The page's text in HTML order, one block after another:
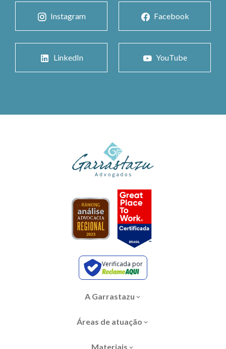
Instagram Facebook
LinkedIn YouTube
Verificada por
A Garrastazu
Áreas de atuação
Materiais